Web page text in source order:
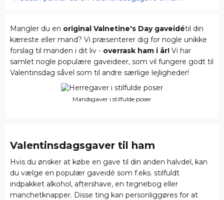
Mangler du en original Valnetine's Day gaveidétil din
kæreste eller mand? Vi præsenterer dig for nogle unikke
forslag til manden i dit liv - overrask ham i år! Vi har
samlet nogle populære gaveideer, som vil fungere godt til
Valentinsdag såvel som til andre særlige lejligheder!
Mandsgaver i stilfulde poser
Valentinsdagsgaver til ham
Hvis du ønsker at købe en gave til din anden halvdel, kan
du vælge en populær gaveidé som f.eks. stilfuldt
indpakket alkohol, aftershave, en tegnebog eller
manchetknapper. Disse ting kan personliggøres for at